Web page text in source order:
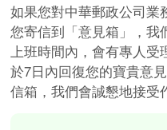
如果您對中華郵政公司業
您寄信到「意見箱」，我
上班時間內，會有專人
於7日內回復您的寶貴意
信箱，我們會誠懇地接受